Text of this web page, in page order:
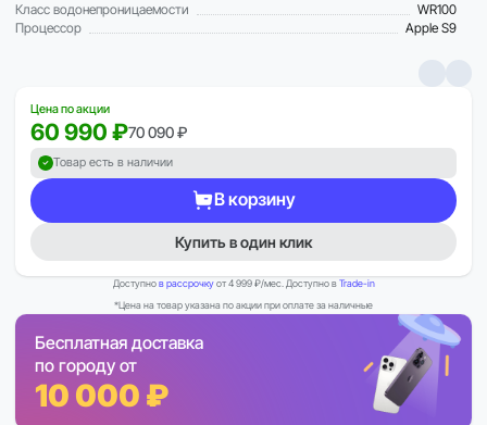
Класс водонепроницаемости
WR100
Процессор
Apple S9
Цена по акции
60 990 ₽70 090 ₽
Товар есть в наличии
В корзину
Купить в один клик
Доступнов рассрочкуот 4 999 ₽/мес. Доступно вTrade-in
*Цена на товар указана по акции при оплате за наличные
Бесплатная доставка
по городу от
10 000 ₽